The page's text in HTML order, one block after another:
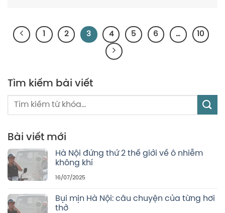
1 2 3 4 5 6 … 10
Tìm kiếm bài viết
Bài viết mới
Hà Nội đứng thứ 2 thế giới về ô nhiễm
không khí
16/07/2025
Bụi mịn Hà Nội: câu chuyện của từng hơi
thở